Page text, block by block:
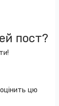
пост?
цю